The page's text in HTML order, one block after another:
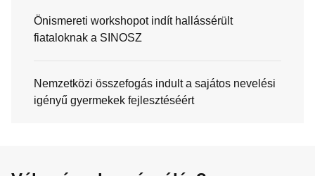
Önismereti workshopot indít hallássérült
fiataloknak a SINOSZ
Nemzetközi összefogás indult a sajátos nevelési
igényű gyermekek fejlesztéséért